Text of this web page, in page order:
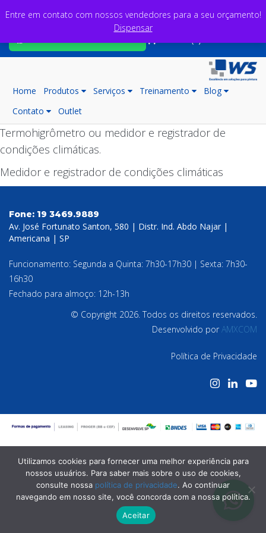
Home Produtos Serviços Treinamento
Blog
Contato
Outlet
Termohigrômetro ou medidor e registrador de
condições climáticas.
Medidor e registrador de condições climáticas
Fone: 19 3469.9889
Av. José Fortunato Santon, 580 | Distr. Ind. Abdo Najar |
Americana | SP
Funcionamento: Segunda a Quinta: 7h30-17h30 | Sexta: 7h30-
16h30
Fechado para almoço: 12h-13h
© Copyright 2026. Todos os direitos reservados.
Desenvolvido porAMXCOM
Política de Privacidade
Entre em contato com nossos vendedores para a seu orçamento!
Dispensar
Utilizamos cookies para fornecer uma melhor experiência para
nossos usuários. Para saber mais sobre o uso de cookies,
consulte nossa política de privacidade. Ao continuar
navegando em nosso site, você concorda com a nossa política.
Aceitar